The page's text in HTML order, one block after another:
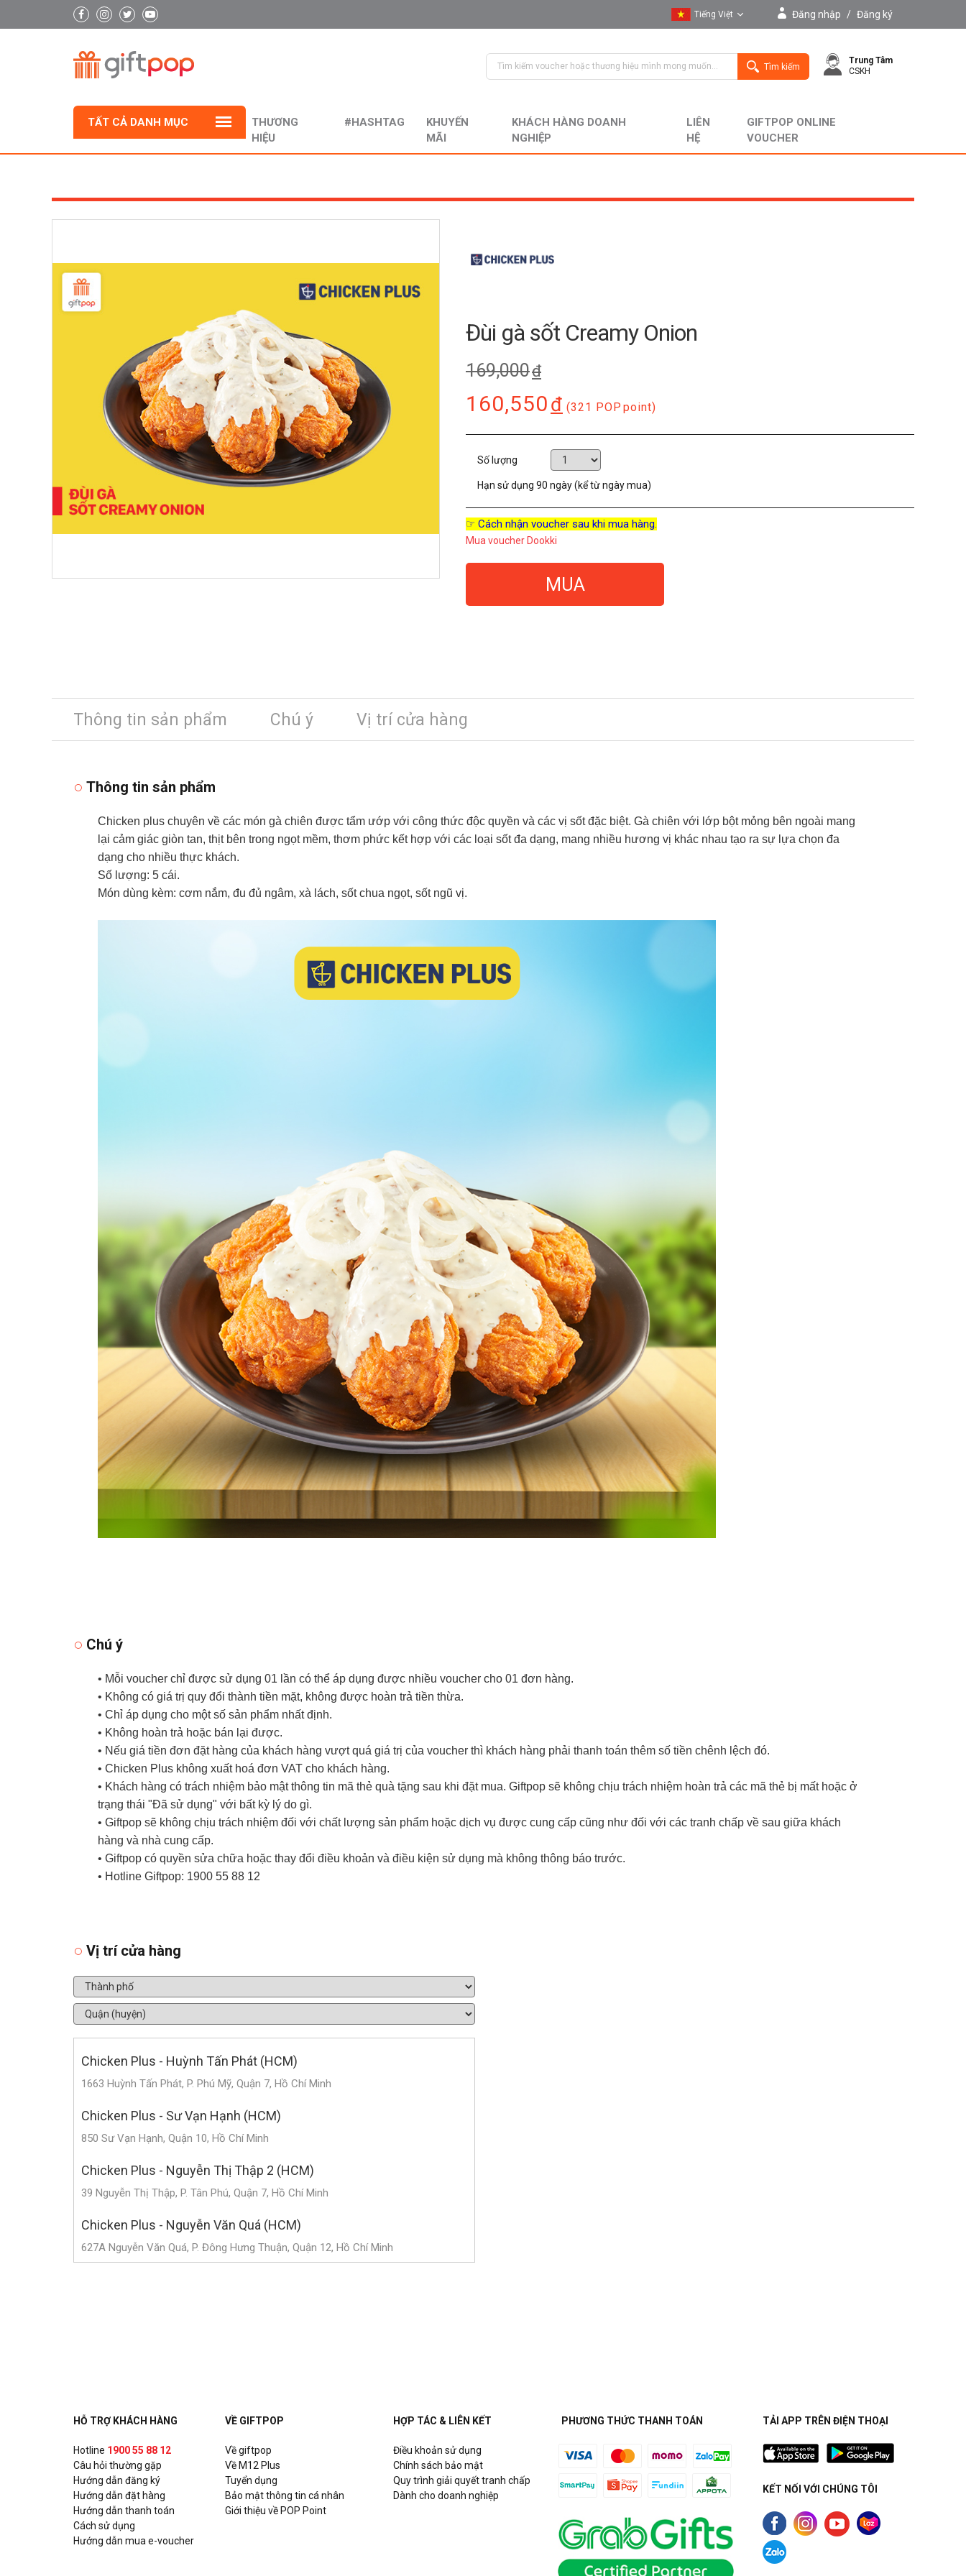
Tiếng Việt
English
Đăng nhập / Đăng ký
Tìm kiếm
Trung Tâm
CSKH
TẤT CẢ DANH MỤC
THƯƠNG
HIỆU
#HASHTAG
KHUYẾN
MÃI
KHÁCH HÀNG DOANH
NGHIỆP
LIÊN
HỆ
GIFTPOP ONLINE
VOUCHER
Đùi gà sốt Creamy Onion
169,000đ
160,550đ (321 POP point)
Số lượng
Hạn sử dụng 90 ngày (kể từ ngày mua)
☞ Cách nhận voucher sau khi mua hàng.
Mua voucher Dookki
MUA
Thông tin sản phẩm Chú ý Vị trí cửa hàng
Thông tin sản phẩm
Chicken plus chuyên về các món gà chiên được tẩm ướp với công thức độc quyền và các vị sốt đặc biệt. Gà chiên với lớp bột mỏng bên ngoài mang
lại cảm giác giòn tan, thịt bên trong ngọt mềm, thơm phức kết hợp với các loại sốt đa dạng, mang nhiều hương vị khác nhau tạo ra sự lựa chọn đa
dạng cho nhiều thực khách.
Số lượng: 5 cái.
Món dùng kèm: cơm nắm, đu đủ ngâm, xà lách, sốt chua ngọt, sốt ngũ vị.
Chú ý
• Mỗi voucher chỉ được sử dụng 01 lần có thể áp dụng được nhiều voucher cho 01 đơn hàng.
• Không có giá trị quy đổi thành tiền mặt, không được hoàn trả tiền thừa.
• Chỉ áp dụng cho một số sản phẩm nhất định.
• Không hoàn trả hoặc bán lại được.
• Nếu giá tiền đơn đặt hàng của khách hàng vượt quá giá trị của voucher thì khách hàng phải thanh toán thêm số tiền chênh lệch đó.
• Chicken Plus không xuất hoá đơn VAT cho khách hàng.
• Khách hàng có trách nhiệm bảo mật thông tin mã thẻ quà tặng sau khi đặt mua. Giftpop sẽ không chịu trách nhiệm hoàn trả các mã thẻ bị mất hoặc ở
trạng thái "Đã sử dụng" với bất kỳ lý do gì.
• Giftpop sẽ không chịu trách nhiệm đối với chất lượng sản phẩm hoặc dịch vụ được cung cấp cũng như đối với các tranh chấp về sau giữa khách
hàng và nhà cung cấp.
• Giftpop có quyền sửa chữa hoặc thay đổi điều khoản và điều kiện sử dụng mà không thông báo trước.
• Hotline Giftpop: 1900 55 88 12
Vị trí cửa hàng
Chicken Plus - Huỳnh Tấn Phát (HCM)
1663 Huỳnh Tấn Phát, P. Phú Mỹ, Quận 7, Hồ Chí Minh
Chicken Plus - Sư Vạn Hạnh (HCM)
850 Sư Vạn Hạnh, Quận 10, Hồ Chí Minh
Chicken Plus - Nguyễn Thị Thập 2 (HCM)
39 Nguyễn Thị Thập, P. Tân Phú, Quận 7, Hồ Chí Minh
Chicken Plus - Nguyễn Văn Quá (HCM)
627A Nguyễn Văn Quá, P. Đông Hưng Thuận, Quận 12, Hồ Chí Minh
230 Huỳnh Văn Lũy, P. Phú Lợi, Thủ Dầu Một, Bình Dương
Chicken Plus - Nguyễn Văn Linh (T. Đà Nẵng)
163 Nguyễn Văn Linh, P.Thạc Gián, Quận Thanh Khê, Đà Nẵng
Chicken Plus - Nguyễn Tri Phương (HCM)
226 Nguyễn Tri Phương, P. 4, Quận 10, Hồ Chí Minh
HỖ TRỢ KHÁCH HÀNG
Hotline 1900 55 88 12
Câu hỏi thường gặp
Hướng dẫn đăng ký
Hướng dẫn đặt hàng
Hướng dẫn thanh toán
Cách sử dụng
Hướng dẫn mua e-voucher
VỀ GIFTPOP
Về giftpop
Về M12 Plus
Tuyển dụng
Bảo mật thông tin cá nhân
Giới thiệu về POP Point
HỢP TÁC & LIÊN KẾT
Điều khoản sử dụng
Chính sách bảo mật
Quy trình giải quyết tranh chấp
Dành cho doanh nghiệp
PHƯƠNG THỨC THANH TOÁN TẢI APP TRÊN ĐIỆN THOẠI
KẾT NỐI VỚI CHÚNG TÔI